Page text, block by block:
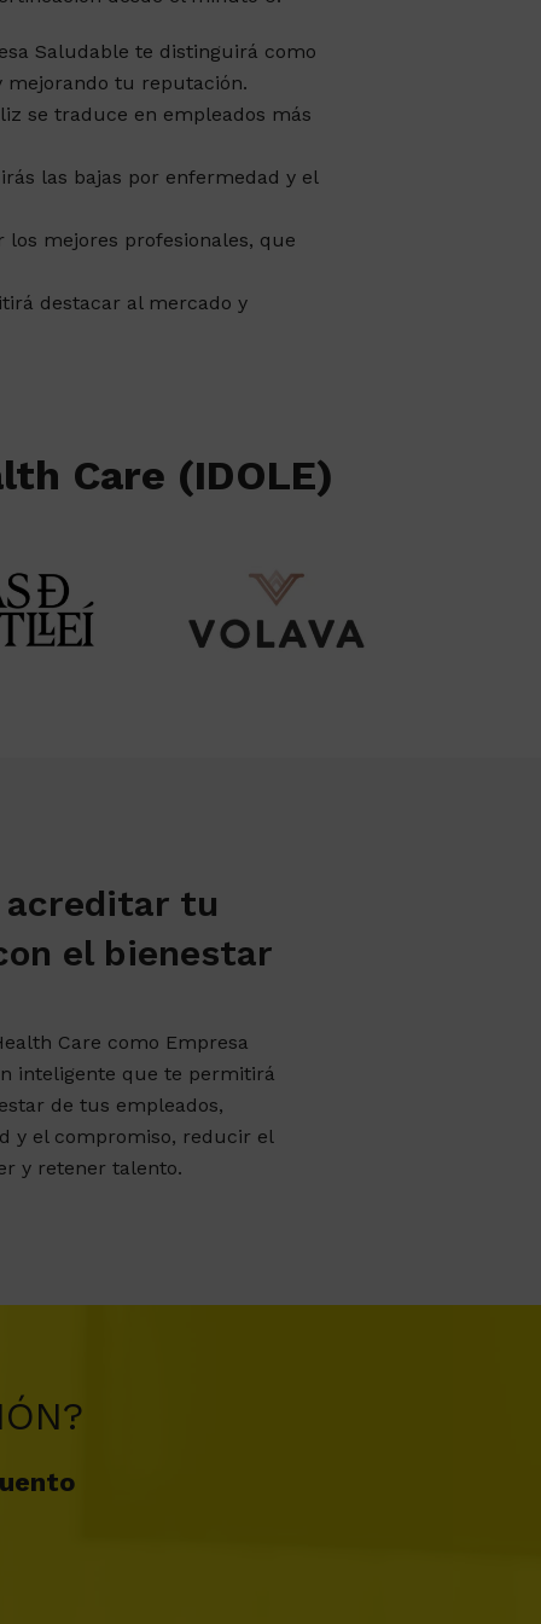
Saludable te distinguirá como
mejorando tu reputación.
se traduce en empleados más
las bajas por enfermedad y el
mejores profesionales, que
destacar al mercado y
Care (IDOLE)
acreditar tu
el bienestar
Care como Empresa
inteligente que te permitirá
de tus empleados,
y el compromiso, reducir el
y retener talento.